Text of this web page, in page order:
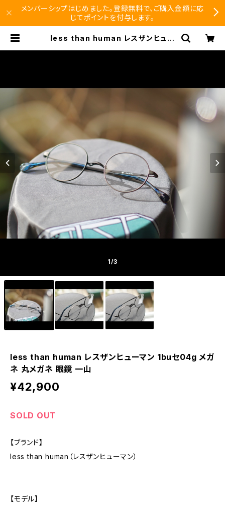
メンバーシップはじめました。登録無料で、ご購入金額に応
じてポイントを付与します。
less than human レスザンヒュー
1/3
less than human レスザンヒューマン 1buセ04g メガ
ネ 丸メガネ 眼鏡 一山
¥42,900
SOLD OUT
【ブランド】
less than human（レスザンヒューマン）
【モデル】